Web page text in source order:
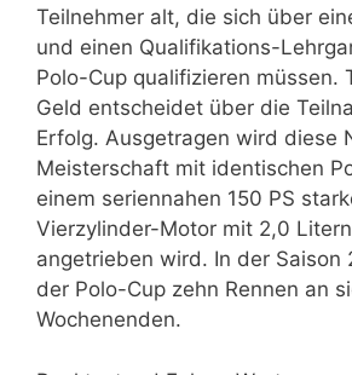
Teilnehmer alt, die sich über
und einen Qualifikations-
Polo-Cup qualifizieren müssen.
Geld entscheidet über die
Erfolg. Ausgetragen wird diese
Meisterschaft mit identischen
einem seriennahen 150 PS
Vierzylinder-Motor mit 2,0
angetrieben wird. In der Saison
der Polo-Cup zehn Rennen an
Wochenenden.